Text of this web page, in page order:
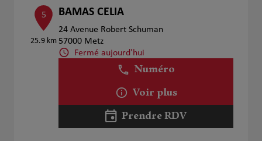
5
25.9 km
BAMAS CELIA
24 Avenue Robert Schuman
57000 Metz
Fermé aujourd'hui
Numéro
Voir plus
Prendre RDV